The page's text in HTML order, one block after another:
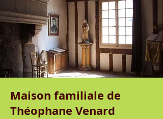
Maison familiale de
Théophane Venard